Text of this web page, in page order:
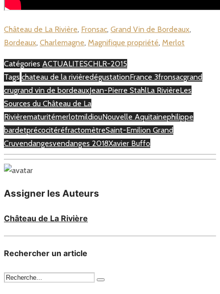
Château de La Rivière, Fronsac, Grand Vin de Bordeaux,
Bordeaux, Charlemagne, Magnifique propriété, Merlot
Catégories ACTUALITESCHLR-2015
Tags chateau de la rivièredégustationFrance 3fronsacgrand
crugrand vin de bordeauxJean-Pierre StahlLa RivièreLes
Sources du Château de La
RivièrematuritémerlotmildiouNouvelle Aquitainephilippe
bardetprécocitéréfractomètreSaint-Emilion Grand
Cruvendangesvendanges 2018Xavier Buffo
Assigner les Auteurs
Château de La Rivière
Rechercher un article